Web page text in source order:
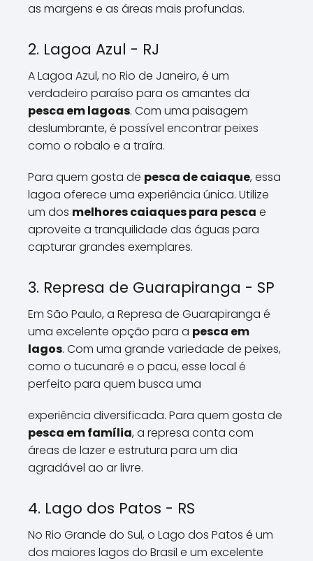
as margens e as áreas mais profundas.
2. Lagoa Azul - RJ
A Lagoa Azul, no Rio de Janeiro, é um
verdadeiro paraíso para os amantes da
pesca em lagoas. Com uma paisagem
deslumbrante, é possível encontrar peixes
como o robalo e a traíra.
Para quem gosta de pesca de caiaque, essa
lagoa oferece uma experiência única. Utilize
um dos melhores caiaques para pesca e
aproveite a tranquilidade das águas para
capturar grandes exemplares.
3. Represa de Guarapiranga - SP
Em São Paulo, a Represa de Guarapiranga é
uma excelente opção para a pesca em
lagos. Com uma grande variedade de peixes,
como o tucunaré e o pacu, esse local é
perfeito para quem busca uma
experiência diversificada. Para quem gosta de
pesca em família, a represa conta com
áreas de lazer e estrutura para um dia
agradável ao ar livre.
4. Lago dos Patos - RS
No Rio Grande do Sul, o Lago dos Patos é um
dos maiores lagos do Brasil e um excelente